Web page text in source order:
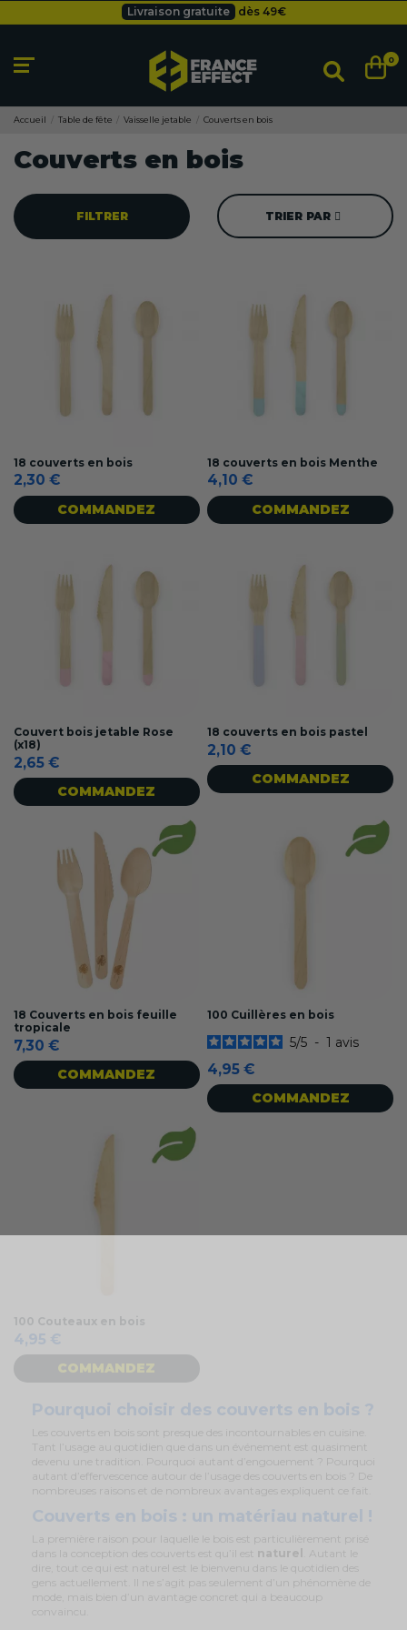
Livraison gratuite dès 49€
Livraison gratuite dès 49 0
Accueil Table de fête Vaisselle jetable Couverts en bois
Couverts en bois
FILTRER TRIER PAR
18 couverts en bois
2,30 €
COMMANDEZ
18 couverts en bois Menthe
4,10 €
COMMANDEZ
Couvert bois jetable Rose
(x18)
2,65 €
COMMANDEZ
18 couverts en bois pastel
2,10 €
COMMANDEZ
18 Couverts en bois feuille
tropicale
7,30 €
COMMANDEZ
100 Cuillères en bois
5/5 - 1 avis
4,95 €
COMMANDEZ
100 Couteaux en bois
4,95 €
COMMANDEZ
Pourquoi choisir des couverts en bois ?
Les couverts en bois sont presque des incontournables en cuisine.
Tant l’usage au quotidien que dans un événement est quasiment
devenu une tradition. Pourquoi autant d’engouement ? Pourquoi
autant d’effervescence autour de l’usage des couverts en bois ? De
nombreuses raisons et de nombreux avantages expliquent ce fait.
Couverts en bois : un matériau naturel !
La première raison pour laquelle le bois est particulièrement prisé
dans la conception des couverts est qu’il est naturel . Autant le
dire, tout ce qui est naturel est le bienvenu dans le quotidien des
gens actuellement. Il ne s’agit pas seulement d’un phénomène de
mode, mais bien d’un avantage concret qui a beaucoup
convaincu.